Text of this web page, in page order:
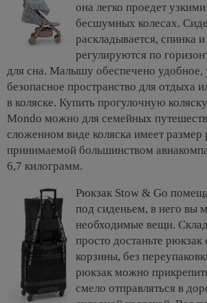
она легко проедет
бесшумных колесах.
раскладывается, спинка
регулируются по
для сна. Малышу обеспечено удобное,
безопасное пространство для отдыха
в коляске. Купить прогулочную
Mondo можно для семейных
сложенном виде коляска имеет размер
принимаемой большинством
6,7 килограмм.
Рюкзак Stow & Go
под сиденьем, в него вы
необходимые вещи.
просто достаньте
корзины, без
рюкзак можно
смело отправляться в